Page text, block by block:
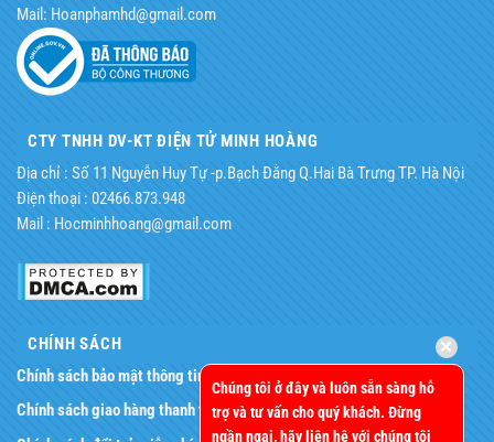
Mail: Hoanphamhd@gmail.com
CTY TNHH DV-KT ĐIỆN TỬ MINH HOÀNG
Địa chỉ : Số 11 Nguyễn Huy Tự -p.Bạch Đằng Q.Hai Bà Trưng TP. Hà Nội
Điện thoại : 02466.873.948
Mail : Hocminhhoang@gmail.com
CHÍNH SÁCH
Chính sách bảo mật thông tin
Chính sách giao hàng thanh toán.
Chúng tôi ở đây và luôn sẵn sàng hỗ
trợ và tư vấn cho quý khách. Đừng
ngần ngại, hãy liên hệ với chúng tôi